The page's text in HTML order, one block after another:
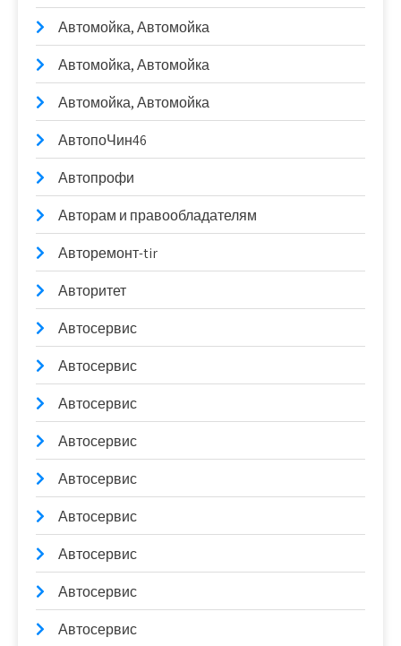
Автомойка, Автомойка
Автомойка, Автомойка
Автомойка, Автомойка
АвтопоЧин46
Автопрофи
Авторам и правообладателям
Авторемонт-tir
Авторитет
Автосервис
Автосервис
Автосервис
Автосервис
Автосервис
Автосервис
Автосервис
Автосервис
Автосервис